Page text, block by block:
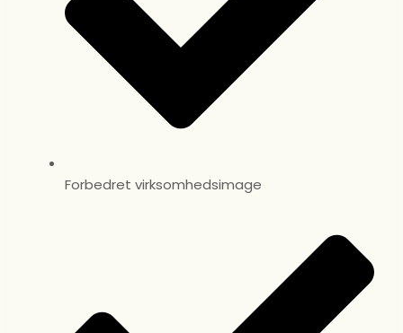
Forbedret virksomhedsimage